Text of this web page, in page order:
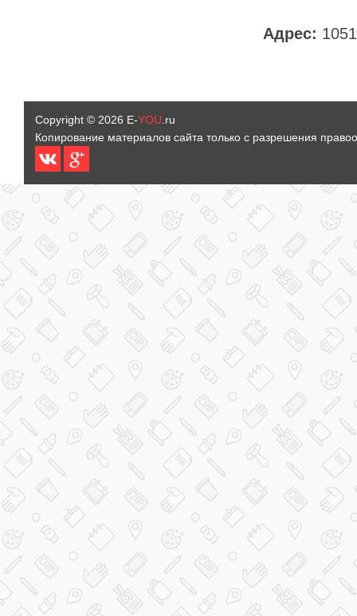
Адрес:
Copyright © 2026 E-YOU .ru
Копирование материалов сайта только с разрешения